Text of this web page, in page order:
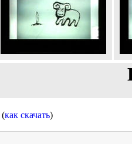
(как скачать)